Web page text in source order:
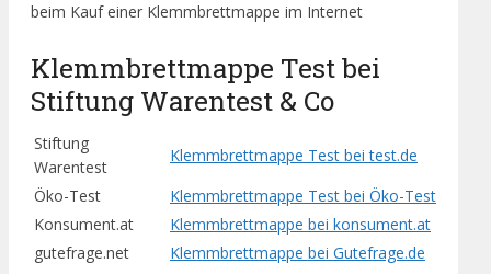
beim Kauf einer Klemmbrettmappe im Internet
Klemmbrettmappe Test bei
Stiftung Warentest & Co
Stiftung
Warentest
Klemmbrettmappe Test bei test.de
Öko-Test
Klemmbrettmappe Test bei Öko-Test
Konsument.at
Klemmbrettmappe bei konsument.at
gutefrage.net
Klemmbrettmappe bei Gutefrage.de